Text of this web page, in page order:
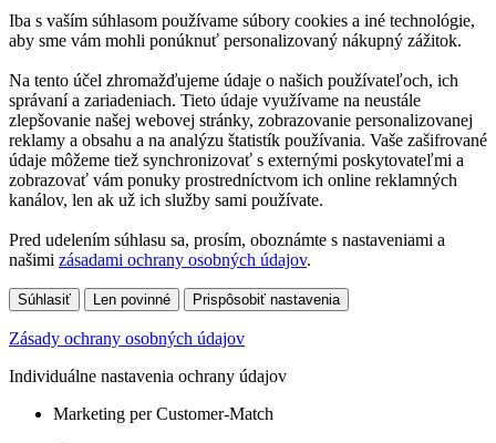
Iba s vaším súhlasom používame súbory cookies a iné technológie,
aby sme vám mohli ponúknuť personalizovaný nákupný zážitok.
Na tento účel zhromažďujeme údaje o našich používateľoch, ich
správaní a zariadeniach. Tieto údaje využívame na neustále
zlepšovanie našej webovej stránky, zobrazovanie personalizovanej
reklamy a obsahu a na analýzu štatistík používania. Vaše zašifrované
údaje môžeme tiež synchronizovať s externými poskytovateľmi a
zobrazovať vám ponuky prostredníctvom ich online reklamných
kanálov, len ak už ich služby sami používate.
Pred udelením súhlasu sa, prosím, oboznámte s nastaveniami a
našimi zásadami ochrany osobných údajov.
Súhlasiť Len povinné Prispôsobiť nastavenia
Zásady ochrany osobných údajov
Individuálne nastavenia ochrany údajov
Marketing per Customer-Match